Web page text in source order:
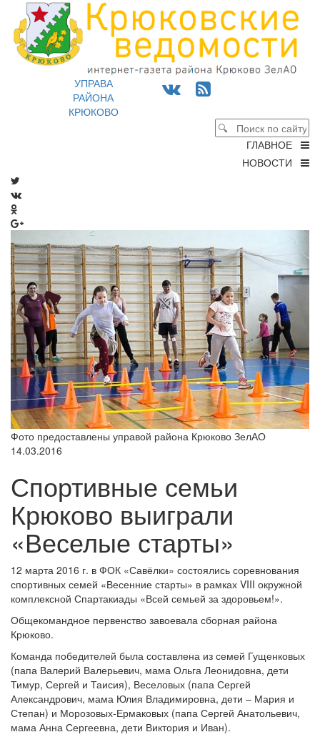
УПРАВА
РАЙОНА
КРЮКОВО
ГЛАВНОЕ
НОВОСТИ
Фото предоставлены управой района Крюково ЗелАО
14.03.2016
Спортивные семьи
Крюково выиграли
«Веселые старты»
12 марта 2016 г. в ФОК «Савёлки» состоялись соревнования
спортивных семей «Весенние старты» в рамках VIII окружной
комплексной Спартакиады «Всей семьей за здоровьем!».
Общекомандное первенство завоевала сборная района
Крюково.
Команда победителей была составлена из семей Гущенковых
(папа Валерий Валерьевич, мама Ольга Леонидовна, дети
Тимур, Сергей и Таисия), Веселовых (папа Сергей
Александрович, мама Юлия Владимировна, дети – Мария и
Степан) и Морозовых-Ермаковых (папа Сергей Анатольевич,
мама Анна Сергеевна, дети Виктория и Иван).